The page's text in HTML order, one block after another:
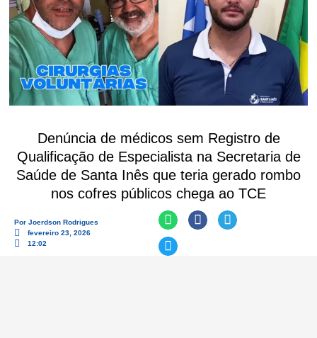
Denúncia de médicos sem Registro de
Qualificação de Especialista na Secretaria de
Saúde de Santa Inês que teria gerado rombo
nos cofres públicos chega ao TCE
Por Joerdson Rodrigues
fevereiro 23, 2026
12:02